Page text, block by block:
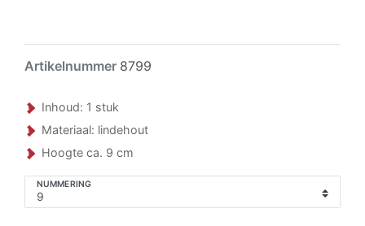
Artikelnummer 8799
Inhoud: 1 stuk
Materiaal: lindehout
Hoogte ca. 9 cm
NUMMERING